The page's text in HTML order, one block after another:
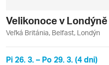
Velikonoce v Londýně
Veľká Británia, Belfast, Londýn
Pi 26. 3. – Po 29. 3. (4 dni)